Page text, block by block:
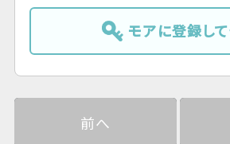
モアに登録し
前へ